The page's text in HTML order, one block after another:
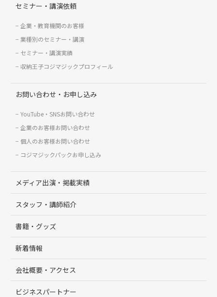
セミナー・講演依頼
企業・教育機関のお客様
業種別のセミナー・講演
セミナー・講演実績
収納王子コジマジックプロフィール
お問い合わせ・お申し込み
YouTube・SNSお問い合わせ
企業のお客様お問い合わせ
個人のお客様お問い合わせ
コジマジックパックお申し込み
メディア出演・掲載実績
スタッフ・講師紹介
書籍・グッズ
新着情報
会社概要・アクセス
ビジネスパートナー